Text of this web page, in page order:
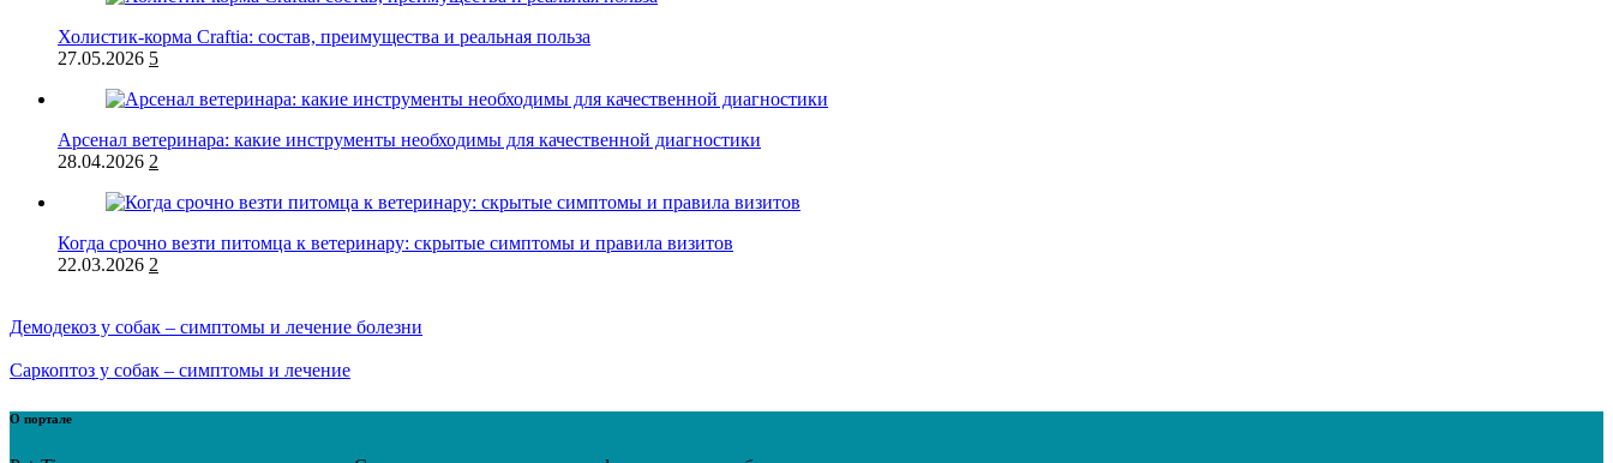
Холистик-корма Craftia: состав, преимущества и реальная польза
27.05.2026 5
Арсенал ветеринара: какие инструменты необходимы для качественной диагностики
28.04.2026 2
Когда срочно везти питомца к ветеринару: скрытые симптомы и правила визитов
22.03.2026 2
Демодекоз у собак – симптомы и лечение болезни
Саркоптоз у собак – симптомы и лечение
О портале